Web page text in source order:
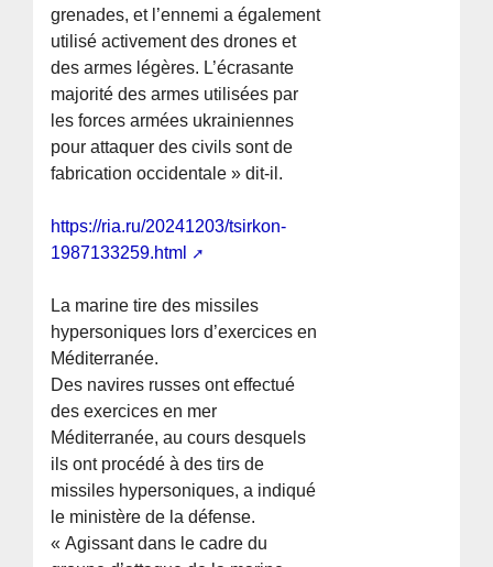
grenades, et l’ennemi a également
utilisé activement des drones et
des armes légères. L’écrasante
majorité des armes utilisées par
les forces armées ukrainiennes
pour attaquer des civils sont de
fabrication occidentale » dit-il.
https://ria.ru/20241203/tsirkon-
1987133259.html
La marine tire des missiles
hypersoniques lors d’exercices en
Méditerranée.
Des navires russes ont effectué
des exercices en mer
Méditerranée, au cours desquels
ils ont procédé à des tirs de
missiles hypersoniques, a indiqué
le ministère de la défense.
« Agissant dans le cadre du